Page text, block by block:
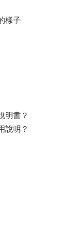
樣子
明書？
說明？